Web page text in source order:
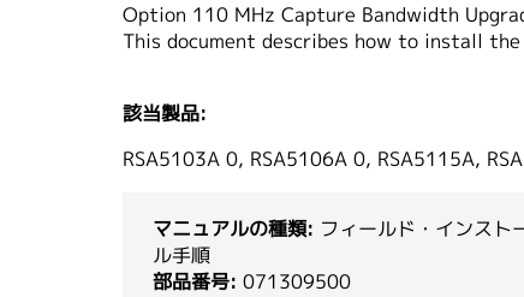
Option 110 MHz Capture Bandwidth
This document describes how to install
該当製品:
RSA5103A 0, RSA5106A 0, RSA5115A,
マニュアルの種類: フィールド・インスト
ル手順
部品番号: 071309500